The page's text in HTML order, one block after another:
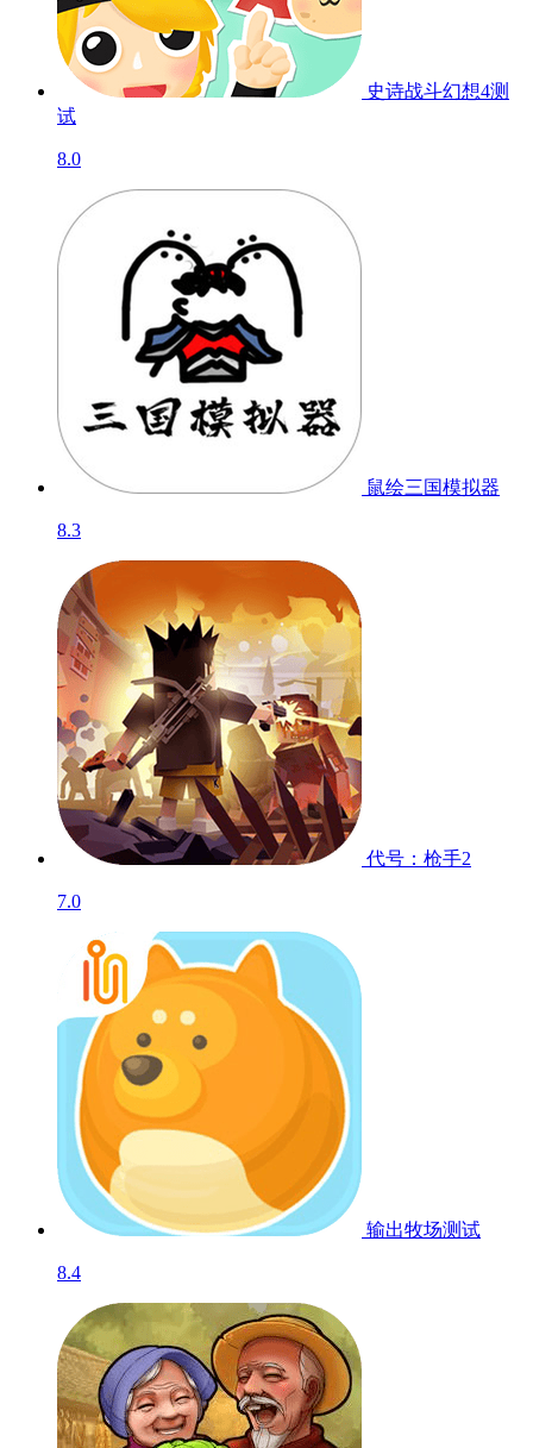
史诗战斗幻想4测
试
8.0
鼠绘三国模拟器
8.3
代号：枪手2
7.0
输出牧场测试
8.4